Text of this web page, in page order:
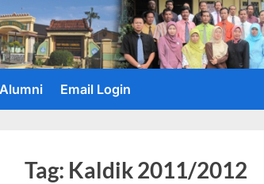
Email Login
Tag: Kaldik 2011/2012